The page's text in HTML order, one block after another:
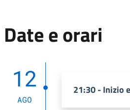
Date e orari
12
AGO
21:30 - Inizio